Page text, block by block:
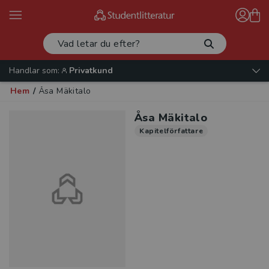
Handlar som:
Privatkund
Hem / Åsa Mäkitalo
Åsa Mäkitalo
Kapitelförfattare